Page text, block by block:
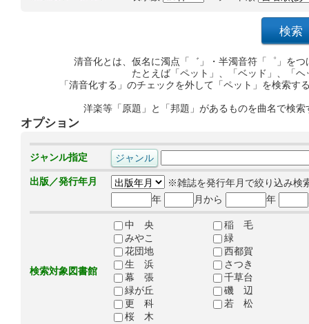
清音化とは、仮名に濁点「゛」・半濁音符「゜」を
たとえば「ペット」、「ベッド」、「
「清音化する」のチェックを外して「ペット」を検索
洋楽等「原題」と「邦題」があるものを曲名で検
オプション
ジャンル指定
出版／発行年月
※雑誌を発行年月で絞り込み検
年
月から 年
検索対象図書館
中 央
稲 毛
みやこ
緑
花団地
西都賀
生 浜
さつき
幕 張
千草台
緑が丘
磯 辺
更 科
若 松
桜 木